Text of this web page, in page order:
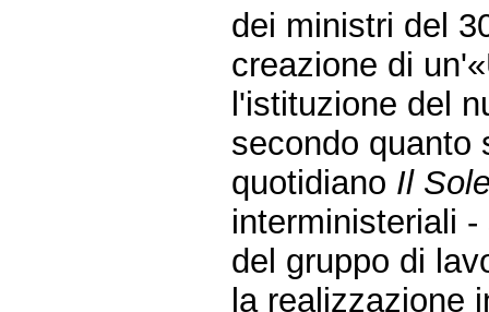
dei ministri del
creazione di
l'istituzione del
secondo quanto
quotidiano Il
interministeriali
del gruppo di
la realizzazione